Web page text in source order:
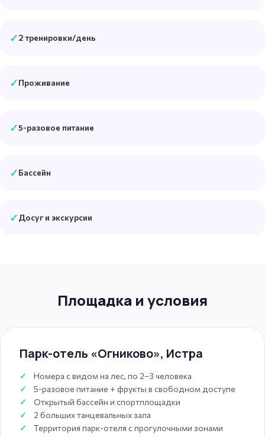
✓2 тренировки/день
✓Проживание
✓5-разовое питание
✓Бассейн
✓Досуг и экскурсии
Площадка и условия
Парк-отель «Огниково», Истра
Номера с видом на лес, по 2–3 человека
5-разовое питание + фрукты в свободном доступе
Открытый бассейн и спортплощадки
2 больших танцевальных зала
Территория парк-отеля с прогулочными зонами